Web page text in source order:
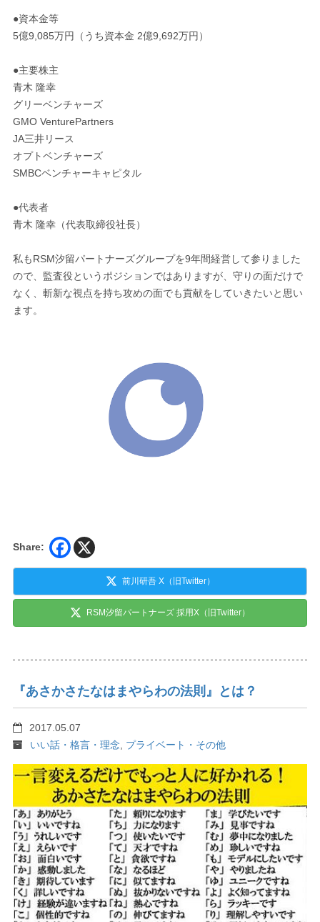
●資本金等
5億9,085万円（うち資本金 2億9,692万円）
●主要株主
青木 隆幸
グリーベンチャーズ
GMO VenturePartners
JA三井リース
オプトベンチャーズ
SMBCベンチャーキャピタル
●代表者
青木 隆幸（代表取締役社長）
私もRSM汐留パートナーズグループを9年間経営して参りました
ので、監査役というポジションではありますが、守りの面だけで
なく、斬新な視点を持ち攻めの面でも貢献をしていきたいと思い
ます。
Share:
前川研吾 X（旧Twitter）
RSM汐留パートナーズ 採用X（旧Twitter）
『あさかさたなはまやらわの法則』とは？
2017.05.07
いい話・格言・理念
プライベート・その他